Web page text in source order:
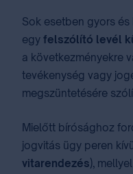
Sok esetben gyors
egy felszólító levél
a következményekre
tevékenység vagy
megszüntetésére
Mielőtt bírósághoz
jogvitás ügy peren
vitarendezés),